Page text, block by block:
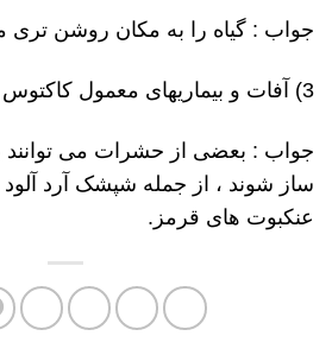
جواب : گیاه را به مکان روشن تری
3) آفات و بیماریهای معمول کاکتوس
جواب : بعضی از حشرات می
عنکبوت های قرمز.